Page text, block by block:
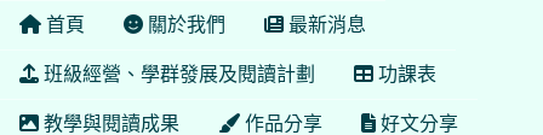
首頁 關於我們 最新消息
班級經營、學群發展及閱讀計劃 功課表
教學與閱讀成果 作品分享 好文分享